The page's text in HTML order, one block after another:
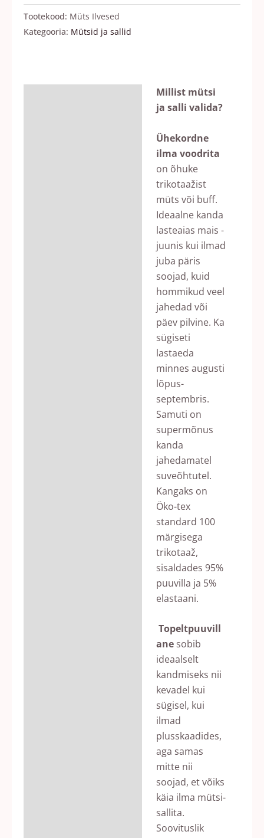
Tootekood: Müts Ilvesed
Kategooria: Mütsid ja sallid
Millist mütsi
ja salli valida?
Ühekordne
ilma voodrita
on õhuke
trikotaažist
müts või buff.
Ideaalne kanda
lasteaias mais -
juunis kui ilmad
juba päris
soojad, kuid
hommikud veel
jahedad või
päev pilvine. Ka
sügiseti
lastaeda
minnes augusti
lõpus-
septembris.
Samuti on
supermõnus
kanda
jahedamatel
suveõhtutel.
Kangaks on
Öko-tex
standard 100
märgisega
trikotaaž,
sisaldades 95%
puuvilla ja 5%
elastaani.
Topeltpuuvill
ane sobib
ideaalselt
kandmiseks nii
kevadel kui
sügisel, kui
ilmad
plusskaadides,
aga samas
mitte nii
soojad, et võiks
käia ilma mütsi-
sallita.
Soovituslik